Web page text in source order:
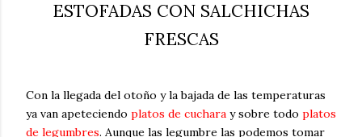
ESTOFADAS CON SALCHICHAS
FRESCAS
Con la llegada del otoño y la bajada de las temperaturas
ya van apeteciendo platos de cuchara y sobre todo platos
de legumbres. Aunque las legumbre las podemos tomar